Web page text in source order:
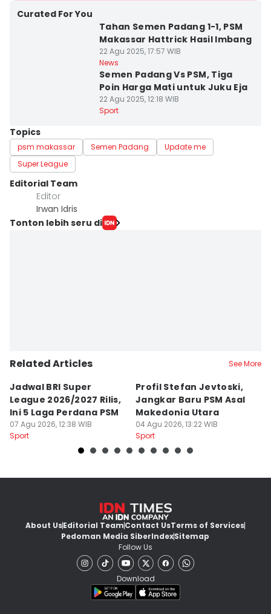
Curated For You
Tahan Semen Padang 1-1, PSM
Makassar Hattrick Hasil Imbang
22 Agu 2025, 17:57 WIB
News
Semen Padang Vs PSM, Tiga
Poin Harga Mati untuk Juku Eja
22 Agu 2025, 12:18 WIB
Sport
Topics
psm makassar Semen Padang
Update me
Super League
Editorial Team
Editor
Irwan Idris
Tonton lebih seru di
Related Articles See More
Jadwal BRI Super
League 2026/2027 Rilis,
Ini 5 Laga Perdana PSM
07 Agu 2026, 12:38 WIB
Sport
Profil Stefan Jevtoski,
Jangkar Baru PSM Asal
Makedonia Utara
04 Agu 2026, 13:22 WIB
Sport
About UsEditorial TeamContact UsTerms of Services
Pedoman Media SiberIndexSitemap
Follow Us
Download